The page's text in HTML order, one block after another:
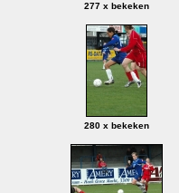
277 x bekeken
280 x bekeken